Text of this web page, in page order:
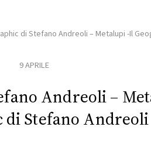
di Stefano Andreoli – Metalupi -Il
9 APRILE
Andreoli –
di Stefano Andreoli